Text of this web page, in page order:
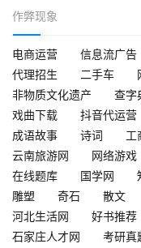
作弊现象
电商运营 信息流广告
代理招生
二手车
非物质文化遗产
查字
戏曲下载
抖音代运营
成语故事
诗词 工
云南旅游网
网络游戏
在线题库
国学网
雕塑
奇石 散文
河北生活网
好书推荐
石家庄人才网
考研真